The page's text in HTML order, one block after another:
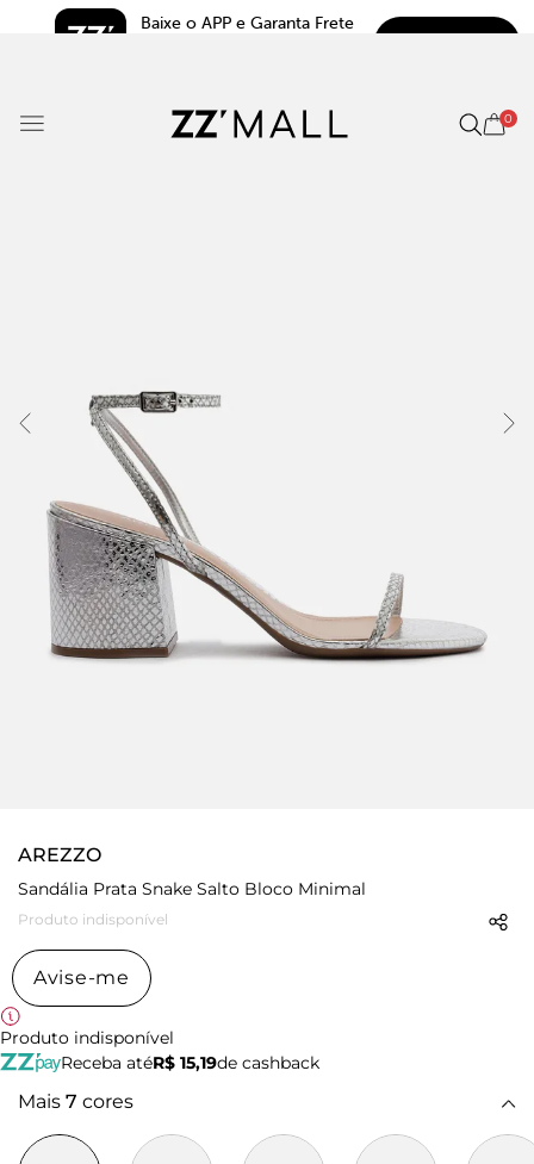
Baixe o APP e Garanta Frete
0
AREZZO
Sandália Prata Snake Salto Bloco Minimal
Produto indisponível
Avise-me
Produto indisponível
Receba atéR$ 15,19de cashback
Mais 7 cores